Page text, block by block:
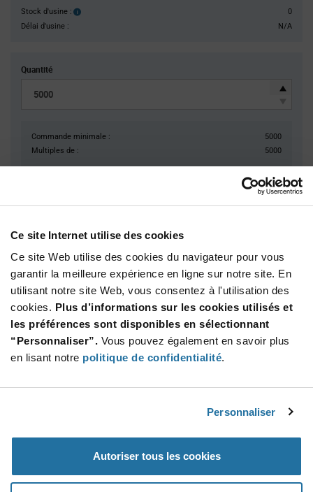
Ce site Internet utilise des cookies
Ce site Web utilise des cookies du navigateur pour vous
garantir la meilleure expérience en ligne sur notre site. En
utilisant notre site Web, vous consentez à l'utilisation des
cookies. Plus d’informations sur les cookies utilisés et
les préférences sont disponibles en sélectionnant
“Personnaliser”. Vous pouvez également en savoir plus
en lisant notre politique de confidentialité.
Personnaliser
Autoriser tous les cookies
Stock d'usine :
Stock
0
Délai d'usine :
N/A
Quantité
Commande minimale :
5000
Multiples de :
5000
2 525,00 $
USD
AJOUTER
Quantité Prix unitaire
5 000+ $0.505
Information
Specification
Section
Calogic J201-LF - Spécifications du produit